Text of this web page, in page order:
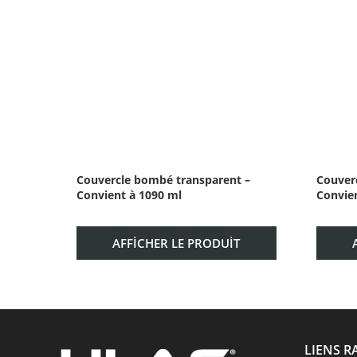
Couvercle bombé transparent – ​​
Convient à 1090 ml
AFFICHER LE PRODUIT
LIENS